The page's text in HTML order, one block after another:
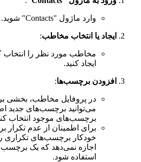
وارد ماژول "Contacts" شوید.
ایجاد یا انتخاب مخاطب:
مخاطب مورد نظر را انتخاب
ایجاد کنید.
افزودن برچسب‌ها:
در پروفایل مخاطب، بخشی
می‌توانید برچسب‌های جدید
برچسب‌های موجود انتخاب
خودکار برچسب‌های تکراری
اجازه نمی‌دهد که یک
استفاده شود.